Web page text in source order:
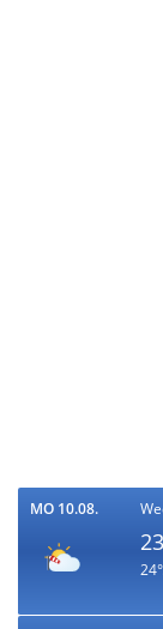
MO 10.08.